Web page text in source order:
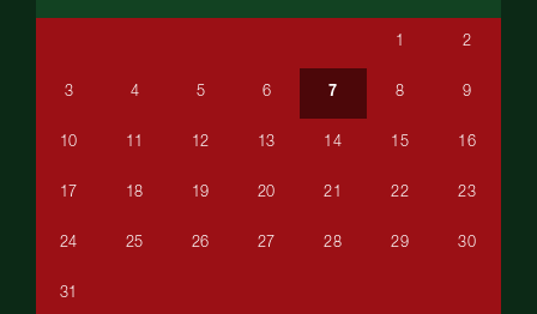
1 2
3 4 5 6 7 8 9
10 11 12 13 14 15 16
17 18 19 20 21 22 23
24 25 26 27 28 29 30
31